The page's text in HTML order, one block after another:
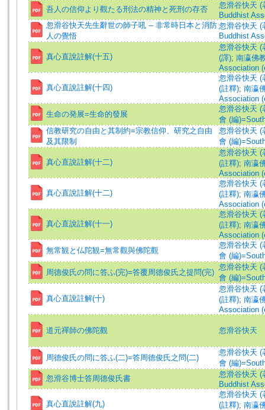
吾人の信仰より觀たる刑法の精神と死刑の存否
忽滑谷快天 (
Buddhist
忽滑谷快天先生辭世の師子吼 -- 非常時日本と消防
人の覺悟
忽滑谷快天 (
Buddhist
真心直說註解(十五)
忽滑谷快天 (
(譯); 南瀛佛
Association
真心直說註解(十四)
忽滑谷快天 (
(註釋); 南瀛
Association
生命の発展=生命的發展
忽滑谷快天 (
會 (編
信教研究の自由と其制約=宗教信仰、研究之自由
及其限制
忽滑谷快天 (
會 (編
真心直說註解(十二)
忽滑谷快天 (
(註釋); 南瀛
Association
真心直說註解(十二)
忽滑谷快天 (
(註釋); 南瀛
Association
真心直說註解(十一)
忽滑谷快天 (
(註釋); 南瀛
Association
無常観と仏陀観=無常觀與佛陀觀
忽滑谷快天 (
會 (編
周德俊氏の問に答ふ(完)=答覆周德俊氏之提問(完)
忽滑谷快天 (
會 (編
真心直說註解(十)
忽滑谷快天 (
(註釋); 南瀛
Association
道元禪師の佛陀觀 忽滑谷快天
周德俊氏の問に答ふ(二)=答周德俊氏之問(二)
忽滑谷快天 (
會 (編
忽滑谷博士答周德俊氏書
忽滑谷快天 (
Buddhist
真心直說註解(九)
忽滑谷快天 (
(註釋); 南瀛